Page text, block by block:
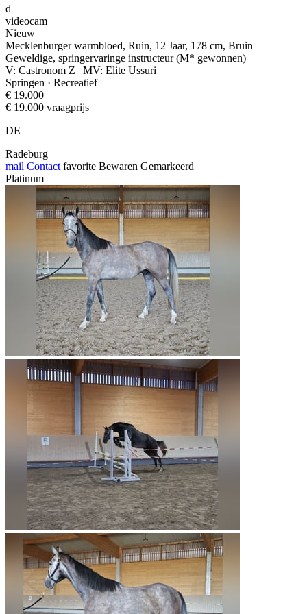
d
videocam
Nieuw
Mecklenburger warmbloed, Ruin, 12 Jaar, 178 cm, Bruin
Geweldige, springervaringe instructeur (M* gewonnen)
V: Castronom Z | MV: Elite Ussuri
Springen · Recreatief
€ 19.000
€ 19.000 vraagprijs
DE
Radeburg
mail Contact favorite Bewaren Gemarkeerd
Platinum